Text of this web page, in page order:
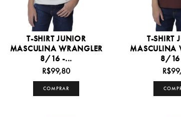
T-SHIRT JUNIOR
MASCULINA WRANGLER
8/16 -...
R$99,80
COMPRAR
T-SHIRT
MASCULINA
8/16